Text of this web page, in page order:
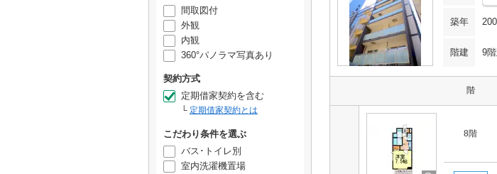
間取図付
外観
内観
360°パノラマ写真あり
契約方式
定期借家契約を含む
定期借家契約とは
こだわり条件を選ぶ
バス･トイレ別
室内洗濯機置場
築年
階建 9
階
8階